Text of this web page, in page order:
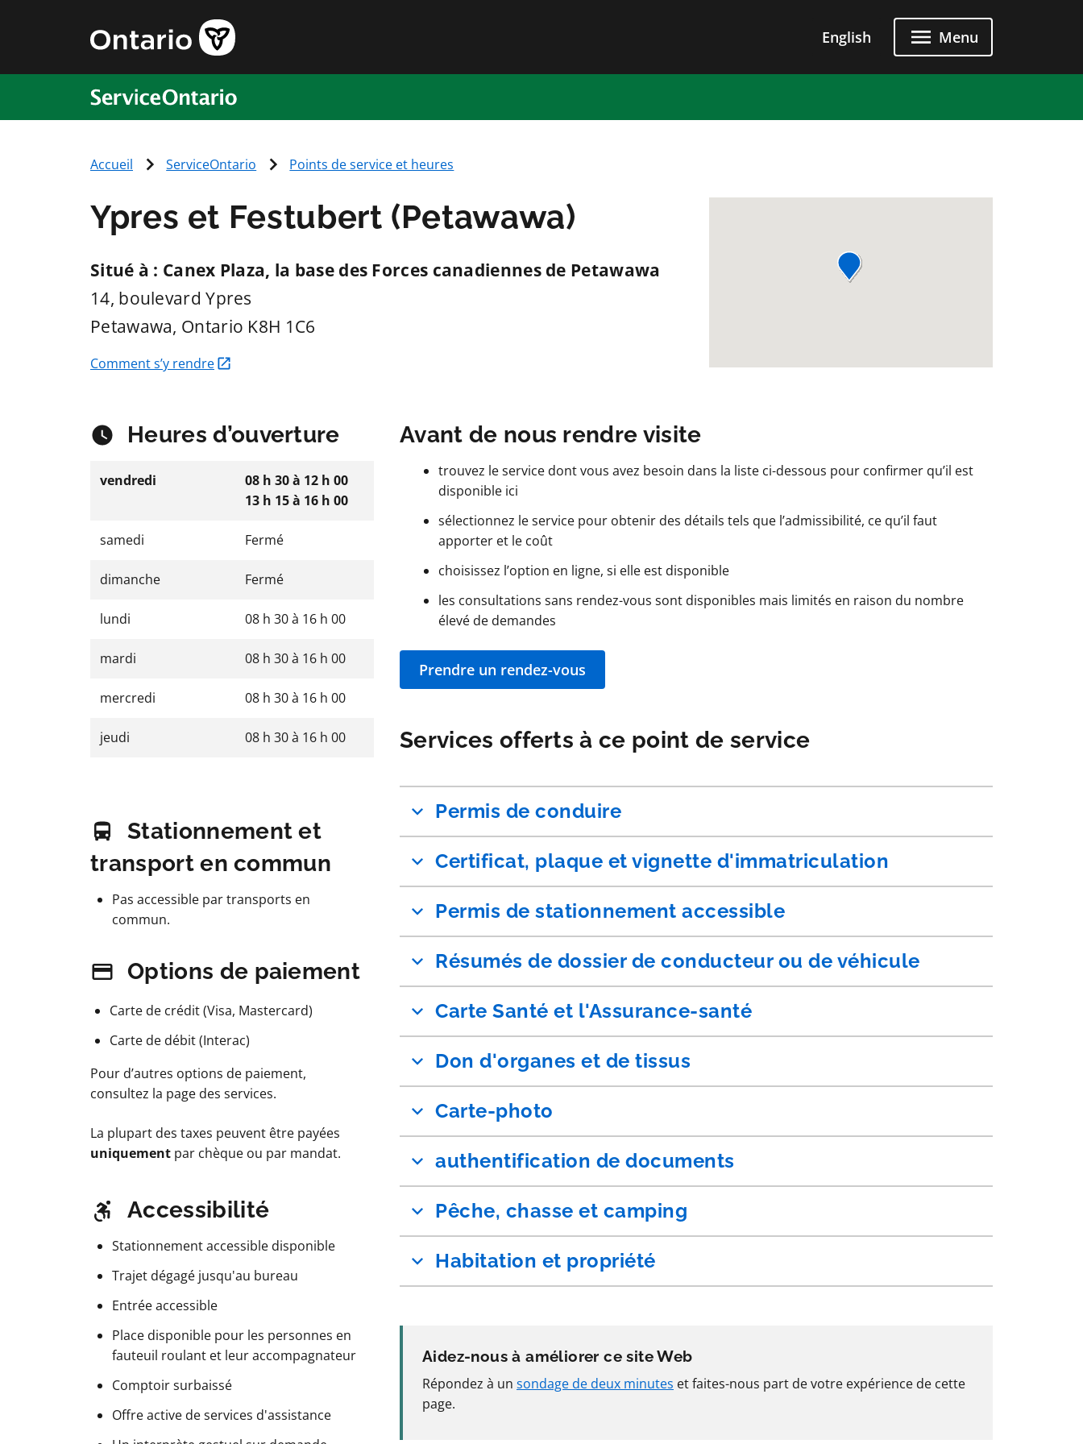
English Menu
Accueil ServiceOntario Points de service et heures
Ypres et Festubert (Petawawa)
Situé à : Canex Plaza, la base des Forces canadiennes de Petawawa
14, boulevard Ypres
Petawawa, Ontario K8H 1C6
Comment s’y rendre
Heures d’ouverture
vendredi 08 h 30à 12 h 00
13 h 15à 16 h 00
samedi Fermé
dimanche Fermé
lundi 08 h 30à 16 h 00
mardi 08 h 30à 16 h 00
mercredi 08 h 30à 16 h 00
jeudi 08 h 30à 16 h 00
Stationnement et
transport en commun
Pas accessible par transports en
commun.
Options de paiement
Carte de crédit (Visa, Mastercard)
Carte de débit (Interac)
Pour d’autres options de paiement,
consultez la page des services.
La plupart des taxes peuvent être payées
uniquement par chèque ou par mandat.
Accessibilité
Stationnement accessible disponible
Trajet dégagé jusqu'au bureau
Entrée accessible
Place disponible pour les personnes en
fauteuil roulant et leur accompagnateur
Comptoir surbaissé
Offre active de services d'assistance
Avant de nous rendre visite
trouvez le service dont vous avez besoin dans la liste ci-dessous pour confirmer qu’il est
disponible ici
sélectionnez le service pour obtenir des détails tels que l’admissibilité, ce qu’il faut
apporter et le coût
choisissez l’option en ligne, si elle est disponible
les consultations sans rendez-vous sont disponibles mais limités en raison du nombre
élevé de demandes
Prendre un rendez-vous
Services offerts à ce point de service
Permis de conduire
Certificat, plaque et vignette d'immatriculation
Permis de stationnement accessible
Résumés de dossier de conducteur ou de véhicule
Carte Santé et l'Assurance-santé
Don d'organes et de tissus
Carte-photo
authentification de documents
Pêche, chasse et camping
Habitation et propriété
Aidez-nous à améliorer ce site Web
Répondez à un sondage de deux minutes et faites-nous part de votre expérience de cette
page.